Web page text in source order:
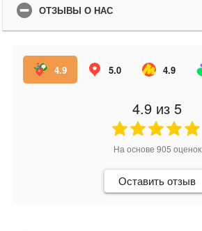
ОТЗЫВЫ О НАС
4.9 5.0 4.9
4.9 из 5
На основе 905 оценок
Оставить отзыв